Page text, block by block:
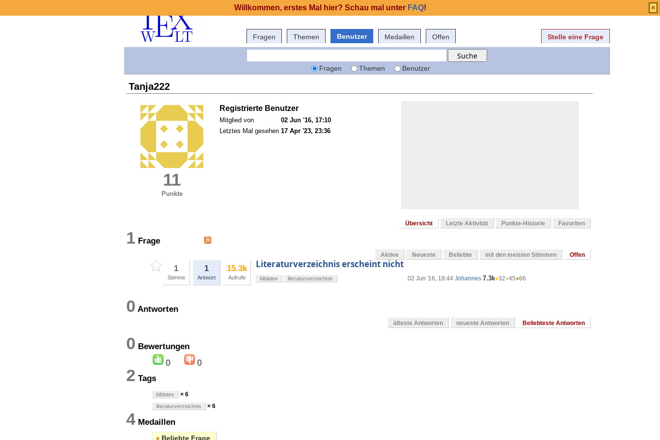
Fragen Themen Benutzer Medaillen Offen Stelle eine Frage
Fragen Themen Benutzer
Tanja222
11
Punkte
Registrierte Benutzer
Mitglied von
02 Jun '16, 17:10
Letztes Mal gesehen 17 Apr '23, 23:36
Übersicht Letzte Aktivität Punkte-Historie Favoriten
1 Frage
Aktive Neueste Beliebte mit den meisten Stimmen Offen
1
Stimme
1
Antwort
15.3k
Aufrufe
Literaturverzeichnis erscheint nicht
02 Jun '16, 18:44 Johannes 7.3k●32●45●66
biblatex literaturverzeichnis
0 Antworten
älteste Antworten neueste Antworten Beliebteste Antworten
0 Bewertungen
0 0
2 Tags
biblatex × 6
literaturverzeichnis × 6
4 Medaillen
● Beliebte Frage
Willkommen, erstes Mal hier? Schau mal unter FAQ! ×